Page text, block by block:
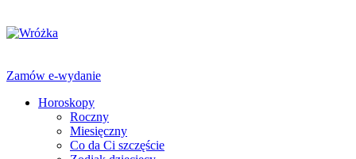
Zamów e-wydanie
Horoskopy
Roczny
Miesięczny
Co da Ci szczęście